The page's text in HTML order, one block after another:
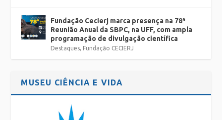
Fundação Cecierj marca presença na 78ª
Reunião Anual da SBPC, na UFF, com ampla
programação de divulgação científica
Destaques, Fundação CECIERJ
MUSEU CIÊNCIA E VIDA